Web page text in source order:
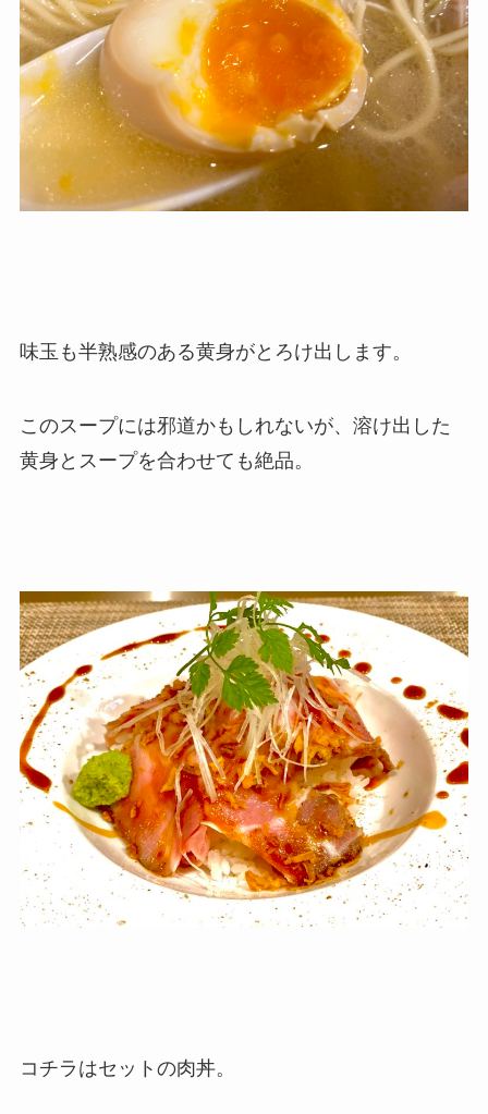
味玉も半熟感のある黄身がとろけ出します。
このスープには邪道かもしれないが、溶け出した
黄身とスープを合わせても絶品。
コチラはセットの肉丼。